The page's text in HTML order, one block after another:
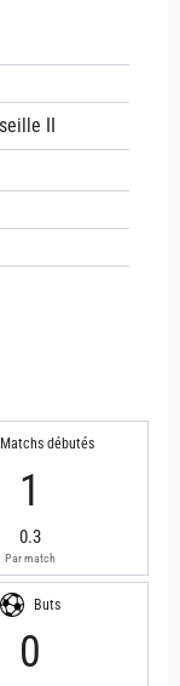
II
Matchs débutés
1
0.3
Par match
Buts
0